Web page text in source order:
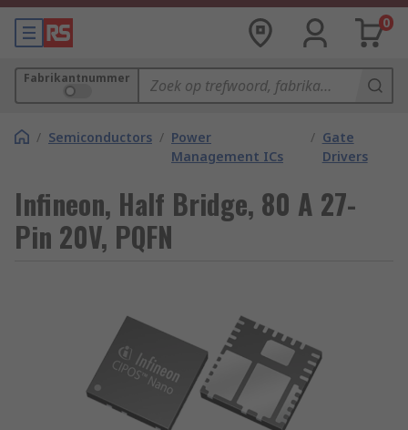
0
Fabrikantnummer
/ Semiconductors / Power
Management ICs
/ Gate
Drivers
Infineon, Half Bridge, 80 A 27-
Pin 20V, PQFN